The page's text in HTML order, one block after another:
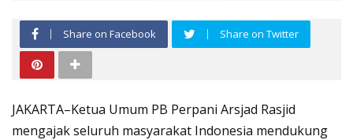
Share on Facebook Share on Twitter
JAKARTA–Ketua Umum PB Perpani Arsjad Rasjid
mengajak seluruh masyarakat Indonesia mendukung